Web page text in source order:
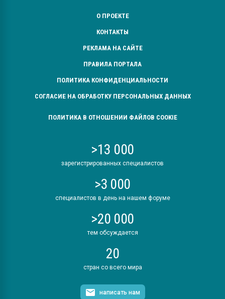
О ПРОЕКТЕ
КОНТАКТЫ
РЕКЛАМА НА САЙТЕ
ПРАВИЛА ПОРТАЛА
ПОЛИТИКА КОНФИДЕНЦИАЛЬНОСТИ
СОГЛАСИЕ НА ОБРАБОТКУ ПЕРСОНАЛЬНЫХ ДАННЫХ
ПОЛИТИКА В ОТНОШЕНИИ ФАЙЛОВ COOKIE
>13 000
зарегистрированных специалистов
>3 000
специалистов в день на нашем форуме
>20 000
тем обсуждается
20
стран со всего мира
написать нам